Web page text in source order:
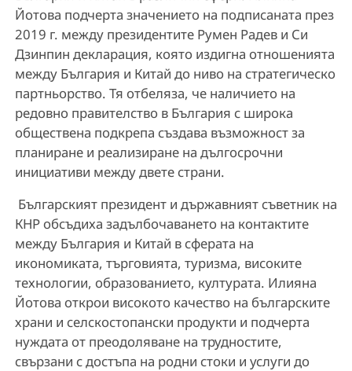
Йотова подчерта значението на подписаната през
2019 г. между президентите Румен Радев и Си
Дзинпин декларация, която издигна отношенията
между България и Китай до ниво на стратегическо
партньорство. Тя отбеляза, че наличието на
редовно правителство в България с широка
обществена подкрепа създава възможност за
планиране и реализиране на дългосрочни
инициативи между двете страни.
Българският президент и държавният съветник на
КНР обсъдиха задълбочаването на контактите
между България и Китай в сферата на
икономиката, търговията, туризма, високите
технологии, образованието, културата. Илияна
Йотова открои високото качество на българските
храни и селскостопански продукти и подчерта
нуждата от преодоляване на трудностите,
свързани с достъпа на родни стоки и услуги до